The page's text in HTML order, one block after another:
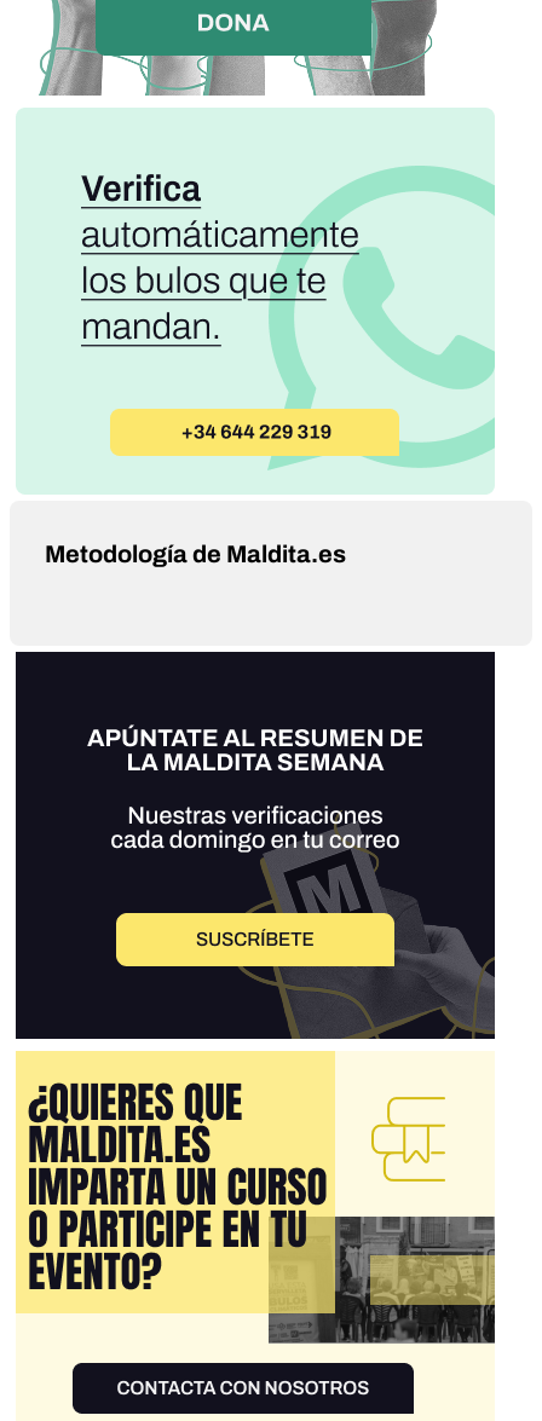
Metodología de Maldita.es